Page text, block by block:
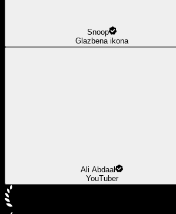
Snoop
Glazbena ikona
Ali Abdaal
YouTuber